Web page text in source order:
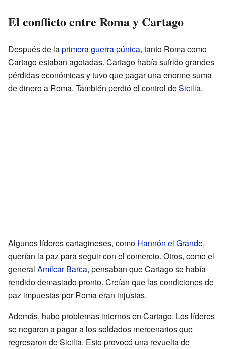
El conflicto entre Roma y Cartago
Después de laprimera guerra púnica, tanto Roma como
Cartago estaban agotadas. Cartago había sufrido grandes
pérdidas económicas y tuvo que pagar una enorme suma
de dinero a Roma. También perdió el control deSicilia.
Algunos líderes cartagineses, como Hannón el Grande,
querían la paz para seguir con el comercio. Otros, como el
general Amílcar Barca, pensaban que Cartago se había
rendido demasiado pronto. Creían que las condiciones de
paz impuestas por Roma eran injustas.
Además, hubo problemas internos en Cartago. Los líderes
se negaron a pagar a los soldados mercenarios que
regresaron de Sicilia. Esto provocó una revuelta de